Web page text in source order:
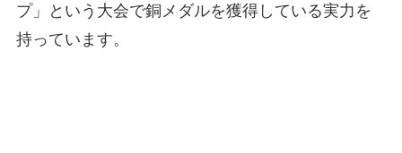
プ」という大会で銅メダルを獲得している実力を
持っています。